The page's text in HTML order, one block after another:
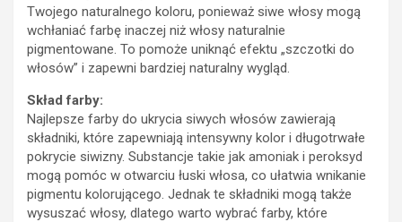
Twojego naturalnego koloru, ponieważ siwe włosy mogą
wchłaniać farbę inaczej niż włosy naturalnie
pigmentowane. To pomoże uniknąć efektu „szczotki do
włosów” i zapewni bardziej naturalny wygląd.
Skład farby:
Najlepsze farby do ukrycia siwych włosów zawierają
składniki, które zapewniają intensywny kolor i długotrwałe
pokrycie siwizny. Substancje takie jak amoniak i peroksyd
mogą pomóc w otwarciu łuski włosa, co ułatwia wnikanie
pigmentu kolorującego. Jednak te składniki mogą także
wysuszać włosy, dlatego warto wybrać farby, które